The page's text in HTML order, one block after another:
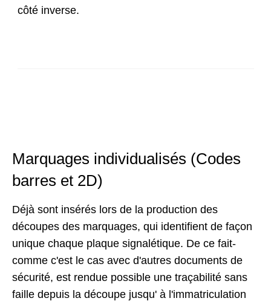
côté inverse.
Marquages individualisés (Codes
barres et 2D)
Déjà sont insérés lors de la production des
découpes des marquages, qui identifient de façon
unique chaque plaque signalétique. De ce fait-
comme c'est le cas avec d'autres documents de
sécurité, est rendue possible une traçabilité sans
faille depuis la découpe jusqu' à l'immatriculation